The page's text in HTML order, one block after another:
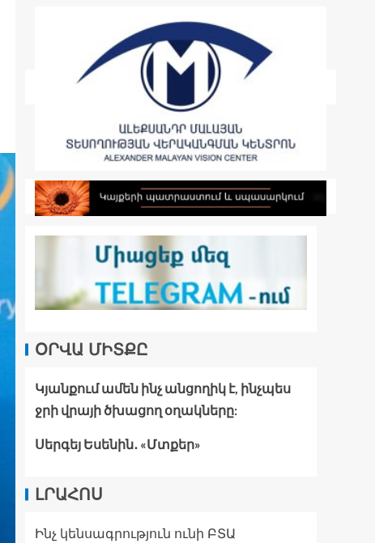
ՕՐՎԱ ՄԻՏՔԸ
Կյանքում ամեն ինչ անցողիկ է, ինչպես
ջրի վրայի ծխացող օղակները:
Սերգեյ Եսենին․ «Մտքեր»
ԼՐԱՀՈՍ
Ինչ կենսագրություն ունի ԲՏԱ